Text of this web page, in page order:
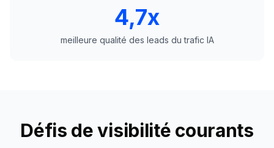
4,7x
meilleure qualité des leads du trafic IA
Défis de visibilité courants